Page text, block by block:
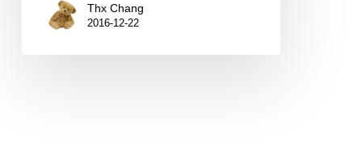
Thx Chang
2016-12-22